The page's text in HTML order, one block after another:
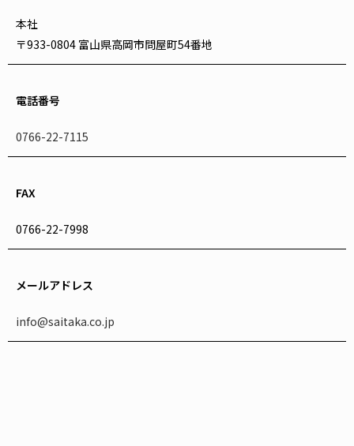
本社
〒933-0804 富山県高岡市問屋町54番地
電話番号
0766-22-7115
FAX
0766-22-7998
メールアドレス
info@saitaka.co.jp